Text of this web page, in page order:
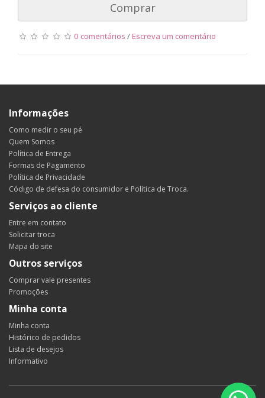
Comprar
0 comentários / Escreva um comentário
Informações
Como medir o seu pé
Quem Somos
Política de Entrega
Formas de Pagamento
Política de Privacidade
Código de defesa do consumidor e Política de Troca.
Serviços ao cliente
Entre em contato
Solicitar troca
Mapa do site
Outros serviços
Comprar vale presentes
Promoções
Minha conta
Minha conta
Histórico de pedidos
Lista de desejos
Informativo